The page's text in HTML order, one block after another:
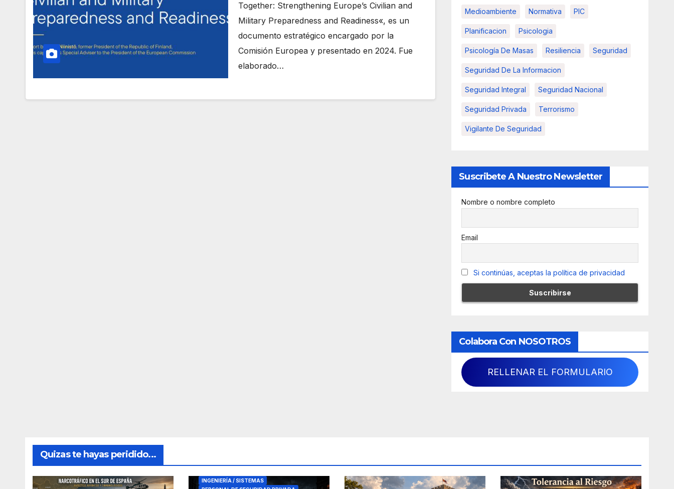
Together: Strengthening Europe’s Civilian and
Military Preparedness and Readiness«, es un
documento estratégico encargado por la
Comisión Europea y presentado en 2024. Fue
elaborado…
Medioambiente Normativa PIC
Planificacion Psicologia
Psicología De Masas Resiliencia Seguridad
Seguridad De La Informacion
Seguridad Integral Seguridad Nacional
Seguridad Privada Terrorismo
Vigilante De Seguridad
Suscribete A Nuestro Newsletter
Nombre o nombre completo
Email
Si continúas, aceptas la política de privacidad
Colabora Con NOSOTROS
RELLENAR EL FORMULARIO
Quizas te hayas peridido...
INGENIERÍA / SISTEMAS